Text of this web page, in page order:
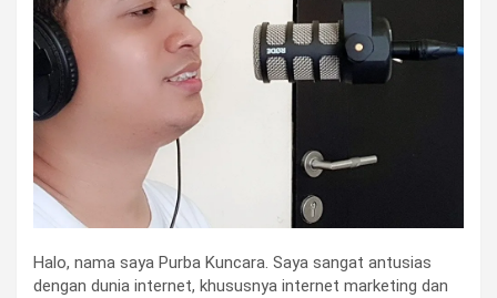
Halo, nama saya Purba Kuncara. Saya sangat antusias
dengan dunia internet, khususnya internet marketing dan